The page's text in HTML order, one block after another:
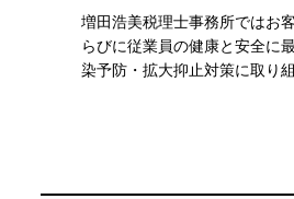
増田浩美税理士事務所ではお
らびに従業員の健康と安全に
染予防・拡大抑止対策に取り